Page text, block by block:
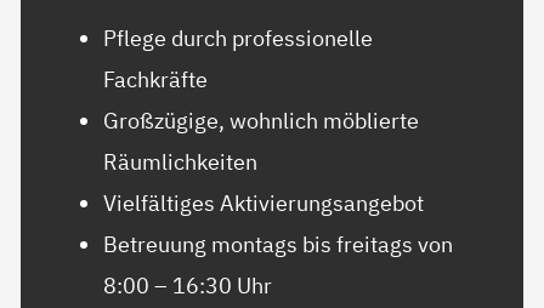
Pflege durch professionelle
Fachkräfte
Großzügige, wohnlich möblierte
Räumlichkeiten
Vielfältiges Aktivierungsangebot
Betreuung montags bis freitags von
8:00 – 16:30 Uhr